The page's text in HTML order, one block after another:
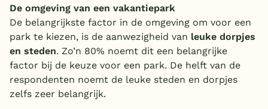
De omgeving van een vakantiepark
De belangrijkste factor in de omgeving om voor een
park te kiezen, is de aanwezigheid van leuke dorpjes
en steden. Zo’n 80% noemt dit een belangrijke
factor bij de keuze voor een park. De helft van de
respondenten noemt de leuke steden en dorpjes
zelfs zeer belangrijk.